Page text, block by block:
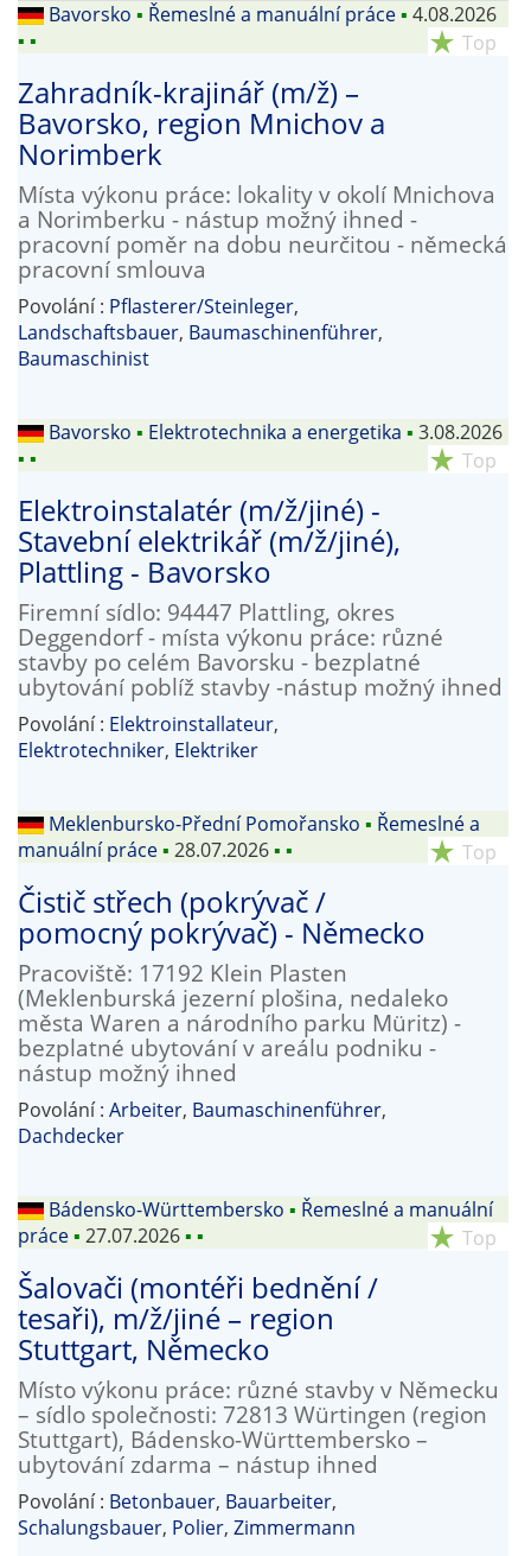
Bavorsko ▪ Řemeslné a manuální práce▪ 4.08.2026
▪ ▪ star_rate Top
Zahradník-krajinář (m/ž) –
Bavorsko, region Mnichov a
Norimberk
Místa výkonu práce: lokality v okolí Mnichova
a Norimberku - nástup možný ihned -
pracovní poměr na dobu neurčitou - německá
pracovní smlouva
Povolání : Pflasterer/Steinleger,
Landschaftsbauer, Baumaschinenführer,
Baumaschinist
Bavorsko ▪ Elektrotechnika a energetika ▪ 3.08.2026
▪ ▪ star_rate Top
Elektroinstalatér (m/ž/jiné) -
Stavební elektrikář (m/ž/jiné),
Plattling - Bavorsko
Firemní sídlo: 94447 Plattling, okres
Deggendorf - místa výkonu práce: různé
stavby po celém Bavorsku - bezplatné
ubytování poblíž stavby -nástup možný ihned
Povolání : Elektroinstallateur,
Elektrotechniker, Elektriker
Meklenbursko-Přední Pomořansko ▪ Řemeslné a
manuální práce▪ 28.07.2026▪ ▪ star_rate Top
Čistič střech (pokrývač /
pomocný pokrývač) - Německo
Pracoviště: 17192 Klein Plasten
(Meklenburská jezerní plošina, nedaleko
města Waren a národního parku Müritz) -
bezplatné ubytování v areálu podniku -
nástup možný ihned
Povolání : Arbeiter, Baumaschinenführer,
Dachdecker
Bádensko-Württembersko ▪ Řemeslné a manuální
práce▪ 27.07.2026▪ ▪ star_rate Top
Šalovači (montéři bednění /
tesaři), m/ž/jiné – region
Stuttgart, Německo
Místo výkonu práce: různé stavby v Německu
– sídlo společnosti: 72813 Würtingen (region
Stuttgart), Bádensko-Württembersko –
ubytování zdarma – nástup ihned
Povolání : Betonbauer, Bauarbeiter,
Schalungsbauer, Polier, Zimmermann